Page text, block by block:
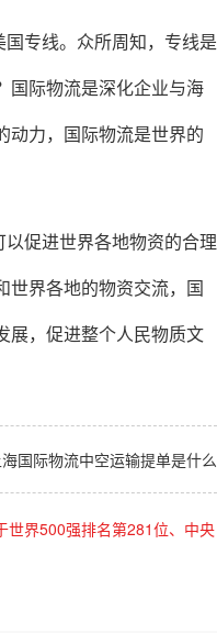
专线。众所周知，专线是
国际物流是深化企业与海
动力，国际物流是世界的
促进世界各地物资的合理
世界各地的物资交流，国
展，促进整个人民物质文
海国际物流中空运输提单是什么
世界500强排名第281位、中央